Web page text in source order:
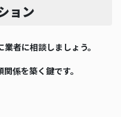
ョン
者に相談しましょう。
係を築く鍵です。